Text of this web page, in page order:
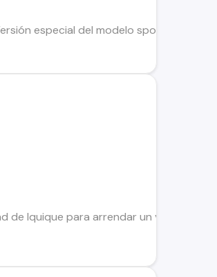
especial del modelo sport de
de Iquique para arrendar un vehículo